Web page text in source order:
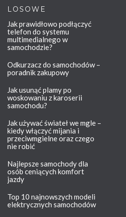
LOSOWE
Jak prawidłowo podłączyć
telefon do systemu
multimedialnego w
samochodzie?
Odkurzacz do samochodów –
poradnik zakupowy
Jak usunąć plamy po
woskowaniu z karoserii
samochodu?
Jak używać świateł we mgle –
kiedy włączyć mijania i
przeciwmgielne oraz czego
nie robić
Najlepsze samochody dla
osób ceniących komfort
jazdy
Top 10 najnowszych modeli
elektrycznych samochodów